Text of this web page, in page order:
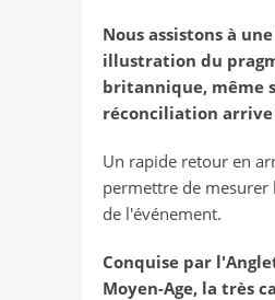
Nous assistons à
illustration du
britannique, même
réconciliation
Un rapide retour en
permettre de
de l'événement.
Conquise par
Moyen-Age, la très